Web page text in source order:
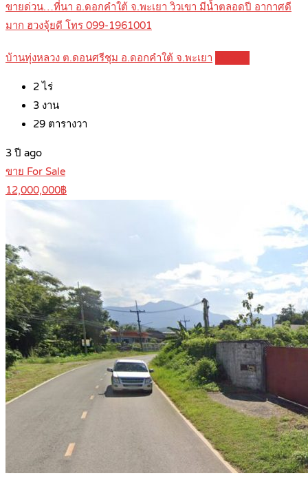
ขายด่วน…ที่นา อ.ดอกคำใต้ จ.พะเยา วิวเขา มีน้ำตลอดปี อากาศดี
มาก ฮวงจุ้ยดี โทร 099-1961001
บ้านทุ่งหลวง ต.ดอนศรีชุม อ.ดอกคำใต้ จ.พะเยา
2 ไร่
3 งาน
29 ตารางวา
3 ปี ago
ขาย For Sale
12,000,000฿